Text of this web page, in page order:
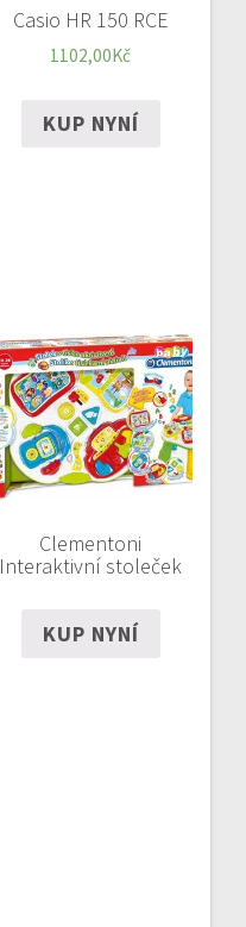
Casio HR 150 RCE
1102,00Kč
KUP NYNÍ
Clementoni
Interaktivní stoleček
KUP NYNÍ